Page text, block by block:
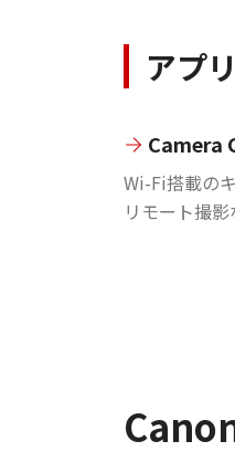
アプ
Camera
Wi-Fi搭載の
リモート撮影